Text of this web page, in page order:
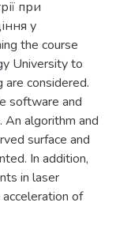
при
у
the course
University to
considered.
software and
An algorithm and
surface and
In addition,
in laser
of